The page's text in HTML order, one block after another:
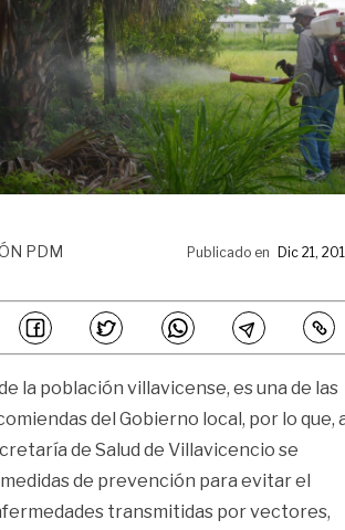
PDM Publicado en Dic 21,
la población villavicense, es una de las
del Gobierno local, por lo que,
de Salud de Villavicencio se
de prevención para evitar el
transmitidas por vectores,